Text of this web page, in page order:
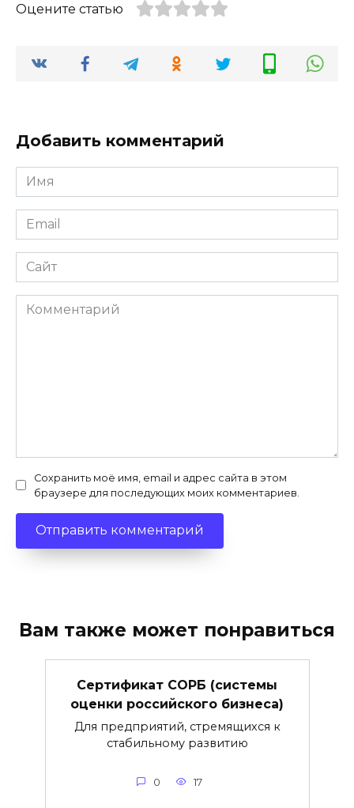
Оцените статью
Добавить комментарий
Имя
*
Email
*
Сайт
Комментарий
Сохранить моё имя, email и адрес сайта в этом
браузере для последующих моих комментариев.
Вам также может понравиться
Сертификат СОРБ (системы
оценки российского бизнеса)
Для предприятий, стремящихся к
стабильному развитию
0 17